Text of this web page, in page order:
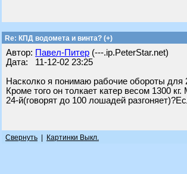
Re: КПД водомета и винта? (+)
Автор: Павел-Питер (---.ip.PeterStar.net)
Дата: 11-12-02 23:25
Насколко я понимаю рабочие обороты для
Кроме того он толкает катер весом 1300
24-й(говорят до 100 лошадей
Свернуть Картинки Выкл.